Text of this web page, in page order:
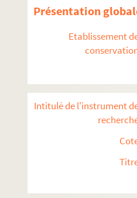
Présentation
Etablissement
Intitulé de l'instrument
Fonds Paul Faucher
Fonds Ludmila Durdikova
1 J 256.
1 J 258.
MASSÉ